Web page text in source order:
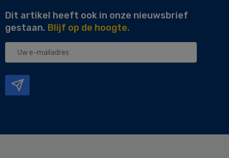
Dit artikel heeft ook in onze nieuwsbrief
gestaan. Blijf op de hoogte.
Uw